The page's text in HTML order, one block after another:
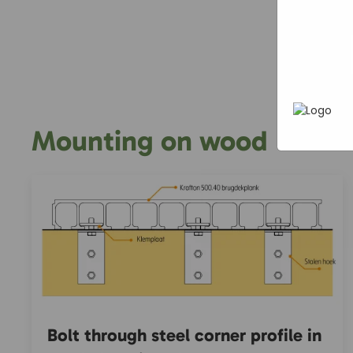
Mounting on wood
Bolt through steel corner profile in
uw
heen
wordt
je